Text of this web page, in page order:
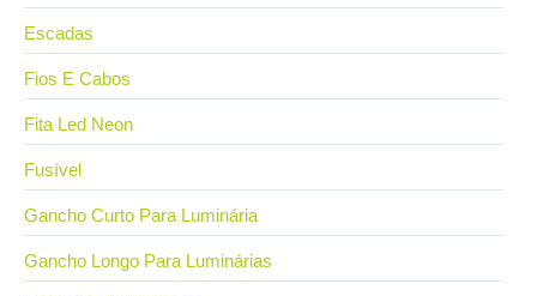
Escadas
Fios E Cabos
Fita Led Neon
Fusível
Gancho Curto Para Luminária
Gancho Longo Para Luminárias